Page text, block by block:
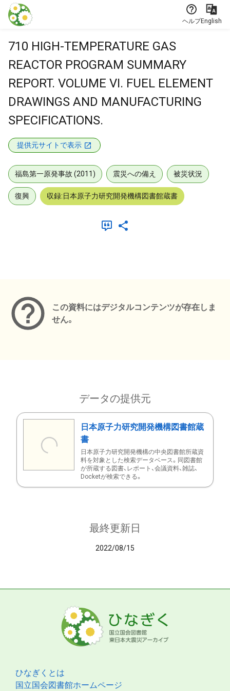
本文に飛ぶ
ヘルプEnglish
710 HIGH-TEMPERATURE GAS
REACTOR PROGRAM SUMMARY
REPORT. VOLUME VI. FUEL ELEMENT
DRAWINGS AND MANUFACTURING
SPECIFICATIONS.
提供元サイトで表示
福島第一原発事故 (2011) 震災への備え 被災状況
復興 収録:日本原子力研究開発機構図書館蔵書
この資料にはデジタルコンテンツが存在しま
せん。
データの提供元
日本原子力研究開発機構図書館蔵
書
日本原子力研究開発機構の中央図書館所蔵資
料を対象とした検索データベース。同図書館
が所蔵する図書、レポート、会議資料、雑誌、
Docketが検索できる。
最終更新日
2022/08/15
ひなぎくとは
国立国会図書館ホームページ